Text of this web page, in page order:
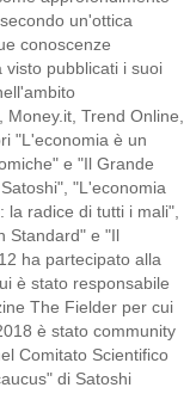
un'ottica
conoscenze
visto pubblicati i suoi
Trend Online,
"L'economia è un
e "Il Grande
"L'economia
radice di tutti i mali",
Standard" e "Il
ha partecipato alla
è stato responsabile
The Fielder per cui
è stato community
Comitato Scientifico
di Satoshi